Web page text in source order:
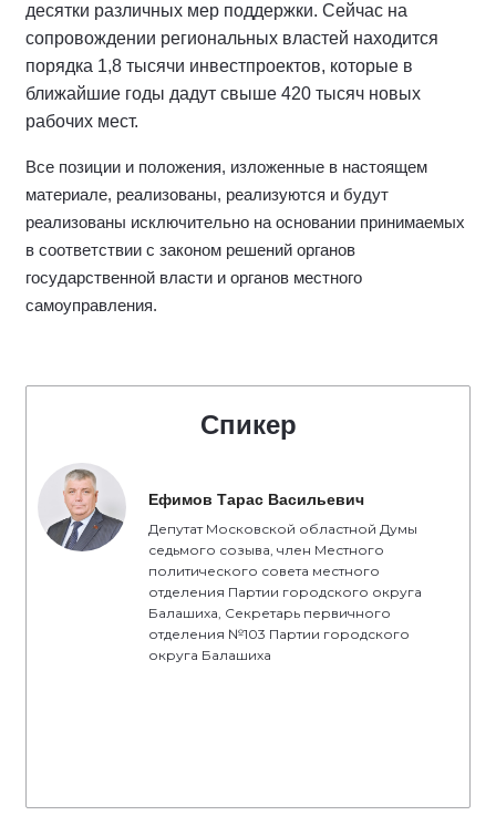
десятки различных мер поддержки. Сейчас на
сопровождении региональных властей находится
порядка 1,8 тысячи инвестпроектов, которые в
ближайшие годы дадут свыше 420 тысяч новых
рабочих мест.
Все позиции и положения, изложенные в настоящем
материале, реализованы, реализуются и будут
реализованы исключительно на основании принимаемых
в соответствии с законом решений органов
государственной власти и органов местного
самоуправления.
Спикер
Ефимов Тарас Васильевич
Депутат Московской областной Думы
седьмого созыва, член Местного
политического совета местного
отделения Партии городского округа
Балашиха, Секретарь первичного
отделения №103 Партии городского
округа Балашиха